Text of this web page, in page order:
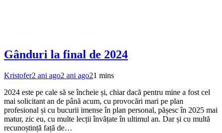
Gânduri la final de 2024
Kristofer2 ani ago2 ani ago21 mins
2024 este pe cale să se încheie și, chiar dacă pentru mine a fost cel
mai solicitant an de până acum, cu provocări mari pe plan
profesional și cu bucurii imense în plan personal, pășesc în 2025 mai
matur, zic eu, cu multe lecții învățate în ultimul an. Dar și cu multă
recunoștință față de…